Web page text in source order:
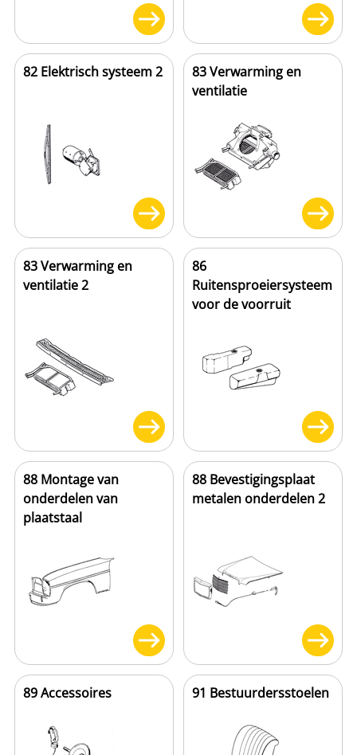
82 Elektrisch systeem 2
83 Verwarming en
ventilatie
83 Verwarming en
ventilatie 2
86
Ruitensproeiersysteem
voor de voorruit
88 Montage van
onderdelen van
plaatstaal
88 Bevestigingsplaat
metalen onderdelen 2
89 Accessoires 91 Bestuurdersstoelen